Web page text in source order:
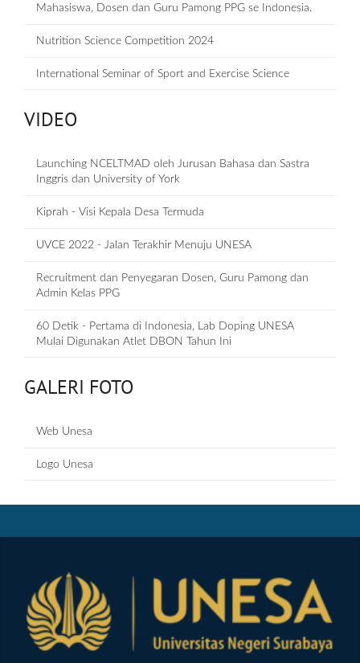
Mahasiswa, Dosen dan Guru Pamong PPG se Indonesia.
Nutrition Science Competition 2024
International Seminar of Sport and Exercise Science
VIDEO
Launching NCELTMAD oleh Jurusan Bahasa dan Sastra
Inggris dan University of York
Kiprah - Visi Kepala Desa Termuda
UVCE 2022 - Jalan Terakhir Menuju UNESA
Recruitment dan Penyegaran Dosen, Guru Pamong dan
Admin Kelas PPG
60 Detik - Pertama di Indonesia, Lab Doping UNESA
Mulai Digunakan Atlet DBON Tahun Ini
GALERI FOTO
Web Unesa
Logo Unesa